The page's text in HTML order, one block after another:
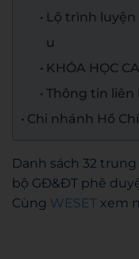
Lộ trình
u
KHÓA HỌC
Thông tin liên
Chi nhánh Hồ
Danh sách 32
bộ GĐ&ĐT phê
Cùng WESET xem